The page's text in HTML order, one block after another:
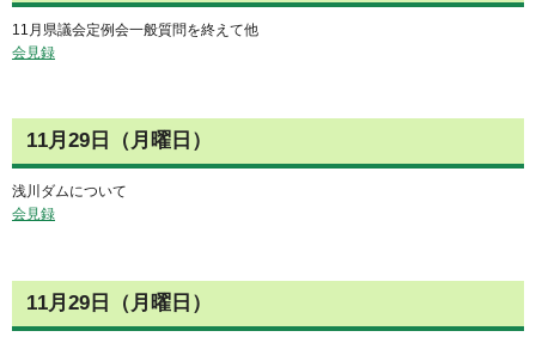
11月県議会定例会一般質問を終えて他
会見録
11月29日（月曜日）
浅川ダムについて
会見録
11月29日（月曜日）